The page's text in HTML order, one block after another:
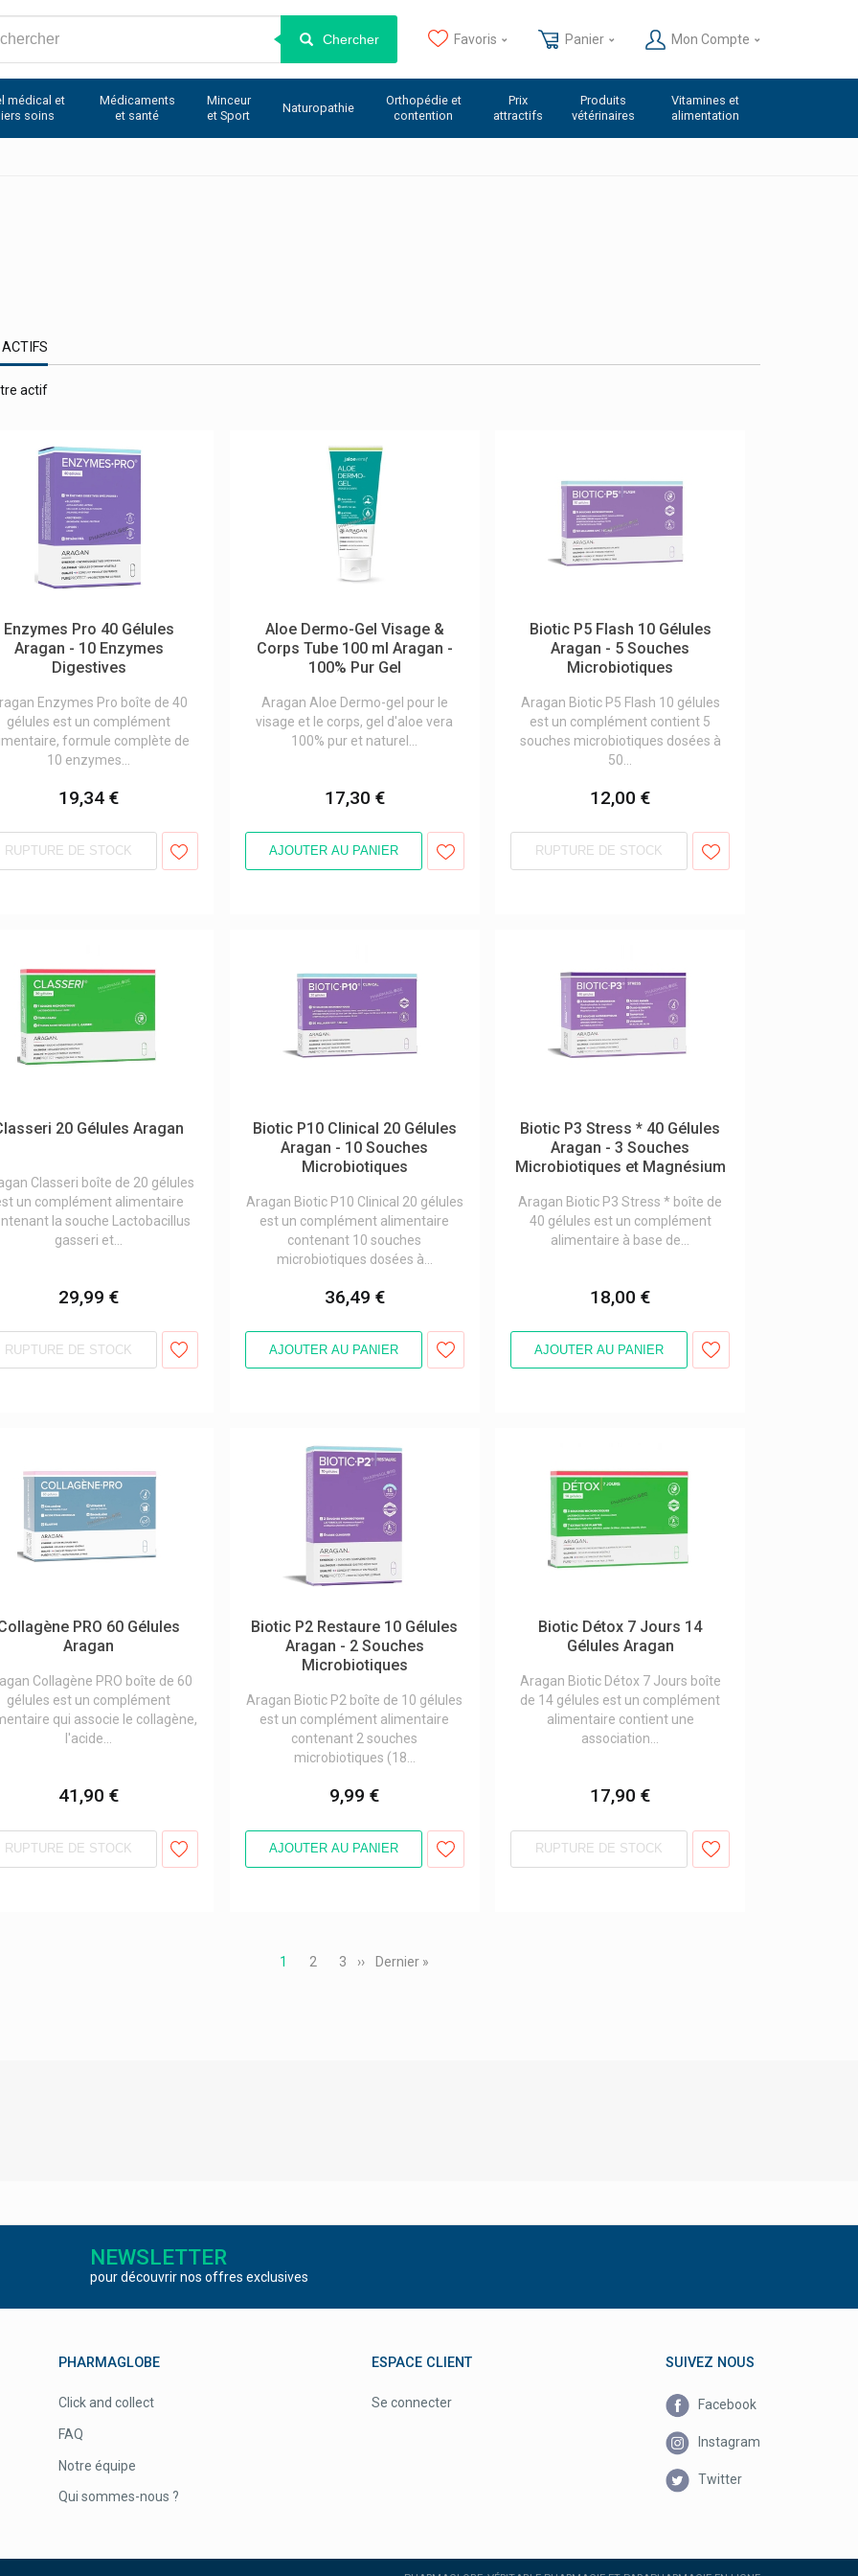
Chercher Favoris Panier Mon Compte
médical et
soins
Médicaments
et santé
Minceur
et Sport
Naturopathie
Orthopédie et
contention
Prix
attractifs
Produits
vétérinaires
Vitamines et
alimentation
ACTIFS
actif
Enzymes Pro 40 Gélules
Aragan - 10 Enzymes
Digestives
Enzymes Pro boîte de 40
gélules est un complément
formule complète de
10 enzymes...
19,34 €
RUPTURE DE STOCK
Aloe Dermo-Gel Visage &
Corps Tube 100 ml Aragan -
100% Pur Gel
Aragan Aloe Dermo-gel pour le
visage et le corps, gel d'aloe vera
100% pur et naturel...
17,30 €
AJOUTER AU PANIER
Biotic P5 Flash 10 Gélules
Aragan - 5 Souches
Microbiotiques
Aragan Biotic P5 Flash 10 gélules
est un complément contient 5
souches microbiotiques dosées à
50...
12,00 €
RUPTURE DE STOCK
20 Gélules Aragan
Classeri boîte de 20 gélules
un complément alimentaire
la souche Lactobacillus
gasseri et...
29,99 €
RUPTURE DE STOCK
Biotic P10 Clinical 20 Gélules
Aragan - 10 Souches
Microbiotiques
Aragan Biotic P10 Clinical 20 gélules
est un complément alimentaire
contenant 10 souches
microbiotiques dosées à...
36,49 €
AJOUTER AU PANIER
Biotic P3 Stress * 40 Gélules
Aragan - 3 Souches
Microbiotiques et Magnésium
Aragan Biotic P3 Stress * boîte de
40 gélules est un complément
alimentaire à base de...
18,00 €
AJOUTER AU PANIER
PRO 60 Gélules
Aragan
Collagène PRO boîte de 60
gélules est un complément
qui associe le collagène,
l'acide...
41,90 €
RUPTURE DE STOCK
Biotic P2 Restaure 10 Gélules
Aragan - 2 Souches
Microbiotiques
Aragan Biotic P2 boîte de 10 gélules
est un complément alimentaire
contenant 2 souches
microbiotiques (18...
9,99 €
AJOUTER AU PANIER
Biotic Détox 7 Jours 14
Gélules Aragan
Aragan Biotic Détox 7 Jours boîte
de 14 gélules est un complément
alimentaire contient une
association...
17,90 €
RUPTURE DE STOCK
Page
1 Page
2 Page
3
Page
››
Dernière
Dernier »
NEWSLETTER
pour découvrir nos offres exclusives
PHARMAGLOBE
Click and collect
FAQ
Notre équipe
Qui sommes-nous ?
ESPACE CLIENT
Se connecter
SUIVEZ NOUS
Facebook
Instagram
Twitter